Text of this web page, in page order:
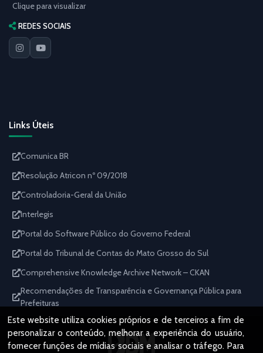
Clique para visualizar
REDES SOCIAIS
Links Úteis
Comunica BR
Resolução Atricon nº 09/2018
Controladoria-Geral da União
Interlegis
Portal do Software Público do Governo Federal
Portal do Tribunal de Contas do Mato Grosso do Sul
Comprehensive Knowledge Archive Network – CKAN
Recomendações de Transparência e Governança Pública para
Prefeituras
Este website utiliza cookies próprios e de terceiros a fim de
personalizar o conteúdo, melhorar a experiência do usuário,
fornecer funções de mídias sociais e analisar o tráfego. Para